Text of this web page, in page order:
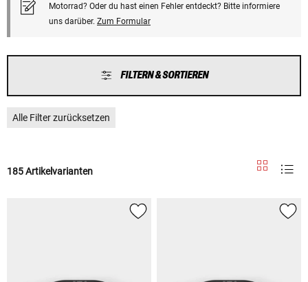
Motorrad? Oder du hast einen Fehler entdeckt? Bitte informiere
uns darüber. Zum Formular
FILTERN & SORTIEREN
Alle Filter zurücksetzen
185 Artikelvarianten